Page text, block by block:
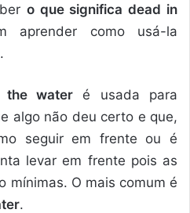
o que significa dead in
como usá-la
the wateré usada para
algo não deu certo e que,
seguir em frente ou é
levar em frente pois as
mínimas. O mais comum é
.